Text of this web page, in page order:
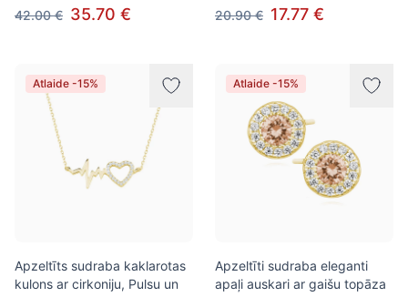
42.00 € 35.70 €
20.90 € 17.77 €
Atlaide -15%
Apzeltīts sudraba kaklarotas
kulons ar cirkoniju, Pulsu un
Atlaide -15%
Apzeltīti sudraba eleganti
apaļi auskari ar gaišu topāza